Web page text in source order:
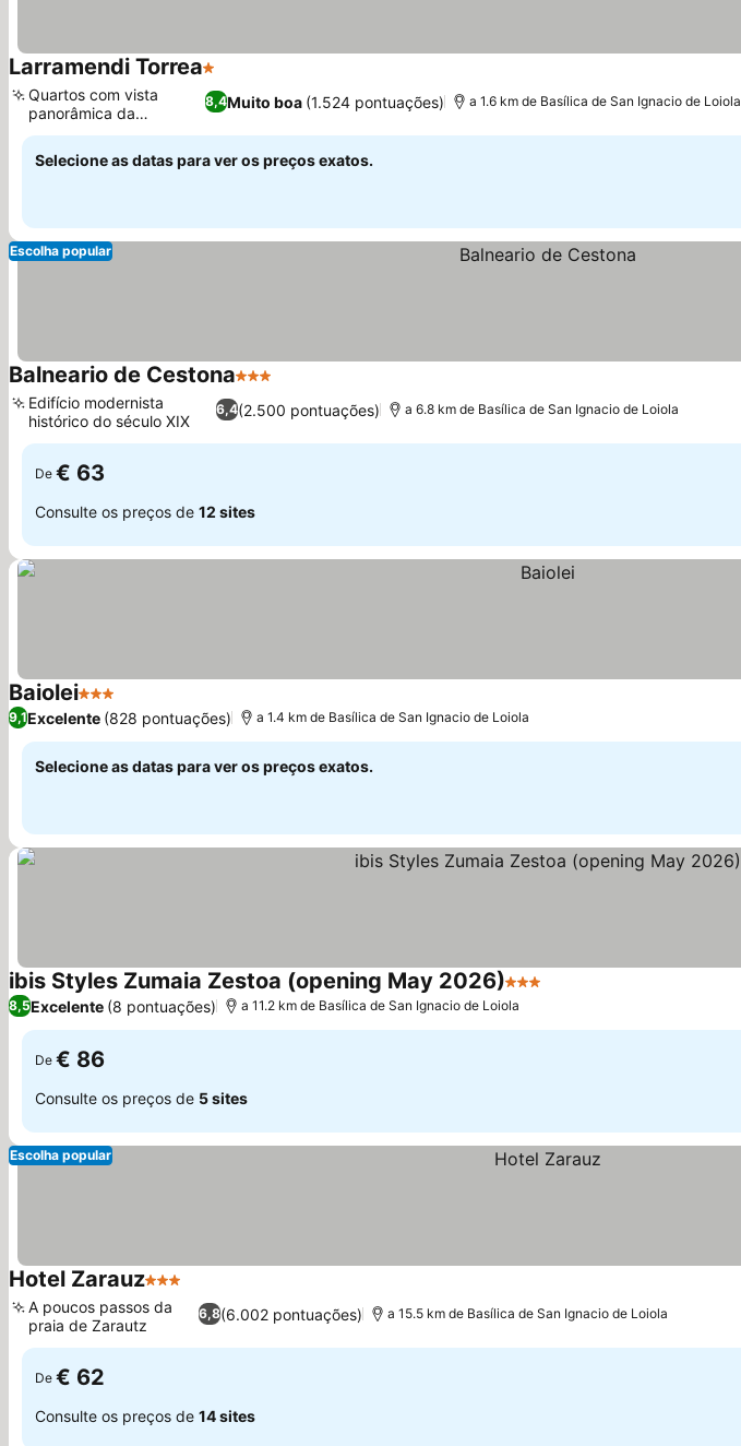
Larramendi Torrea1 Estrelas
8,4Muito boa (1.524 pontuações)
Quartos com vista
panorâmica da
montanha
a 1.6 km de Basílica de San Ignacio de Loiola
Selecione as datas para ver os preços exatos.
Escolha popular
Balneario de Cestona3 Estrelas
6,4(2.500 pontuações)
Edifício modernista
histórico do século XIX
a 6.8 km de Basílica de San Ignacio de Loiola
De € 63
Consulte os preços de 12 sites
Baiolei3 Estrelas
9,1Excelente (828 pontuações) a 1.4 km de Basílica de San Ignacio de Loiola
Selecione as datas para ver os preços exatos.
ibis Styles Zumaia Zestoa (opening May 2026)3 Estrelas
8,5Excelente (8 pontuações) a 11.2 km de Basílica de San Ignacio de Loiola
De € 86
Consulte os preços de 5 sites
Escolha popular
Hotel Zarauz3 Estrelas
6,8(6.002 pontuações)
A poucos passos da
praia de Zarautz
a 15.5 km de Basílica de San Ignacio de Loiola
De € 62
Consulte os preços de 14 sites